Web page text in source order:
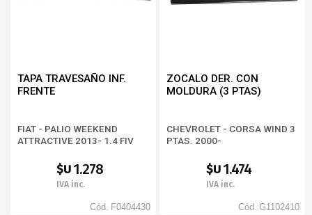
TAPA TRAVESAÑO INF.
FRENTE
FIAT - PALIO WEEKEND
ATTRACTIVE 2013- 1.4 FIV
$U1.278
IVA inc.
Cód. F0404430
ZOCALO DER. CON
MOLDURA (3 PTAS)
CHEVROLET - CORSA WIND 3
PTAS. 2000-
$U1.474
IVA inc.
Cód. G1102410